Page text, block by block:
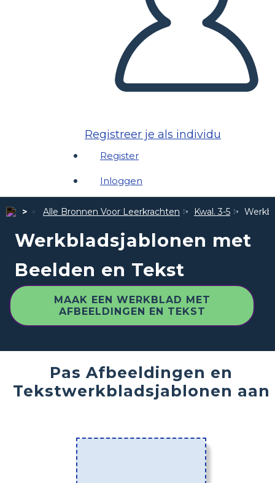
Registreer je als individu
Register
Inloggen
Alle Bronnen Voor Leerkrachten Kwal. 3-5
Werkbladsjablonen met
Beelden en Tekst
MAAK EEN WERKBLAD MET
AFBEELDINGEN EN TEKST
Pas Afbeeldingen en
Tekstwerkbladsjablonen aan